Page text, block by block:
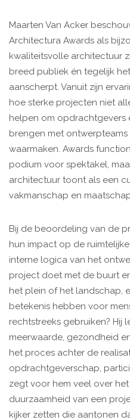
Maarten Van Acker
Architectura Awards als
kwaliteitsvolle architectuur
breed publiek én tegelijk
aanscherpt. Vanuit zijn
hoe sterke projecten niet
helpen om opdrachtgevers
brengen met
waarmaken. Awards
podium voor spektakel,
architectuur toont als een
vakmanschap en
Bij de beoordeling van de
hun impact op de
interne logica van het
project doet met de buurt
het plein of het landschap,
betekenis hebben voor
rechtstreeks gebruiken? Hij
meerwaarde, gezondheid
het proces achter de
opdrachtgeverschap,
zegt voor hem veel over
duurzaamheid van een
kijker zetten die aantonen